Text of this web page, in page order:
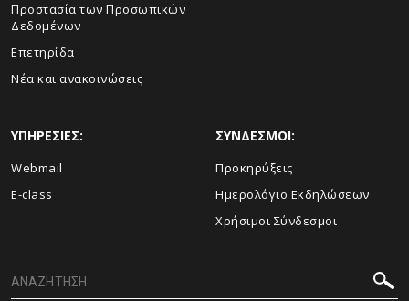
Προστασία των Προσωπικών
Δεδομένων
Επετηρίδα
Νέα και ανακοινώσεις
ΥΠΗΡΕΣΙΕΣ:
Webmail
E-class
ΣΥΝΔΕΣΜΟΙ:
Προκηρύξεις
Ημερολόγιο Εκδηλώσεων
Χρήσιμοι Σύνδεσμοι